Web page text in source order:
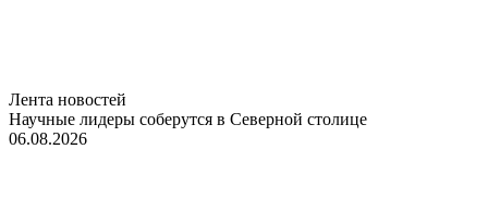
Лента новостей
Научные лидеры соберутся в Северной столице
06.08.2026